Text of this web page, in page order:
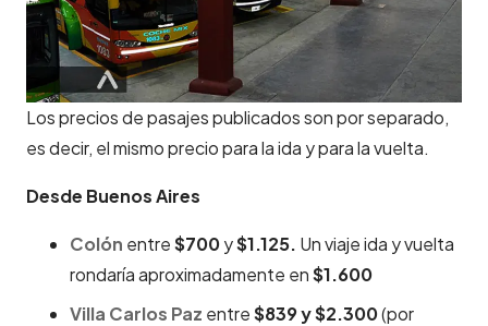
Los precios de pasajes publicados son por separado,
es decir, el mismo precio para la ida y para la vuelta.
Desde Buenos Aires
Colón entre$700y$1.125. Un viaje ida y vuelta
rondaría aproximadamente en$1.600
Villa Carlos Paz entre$839 y $2.300(por